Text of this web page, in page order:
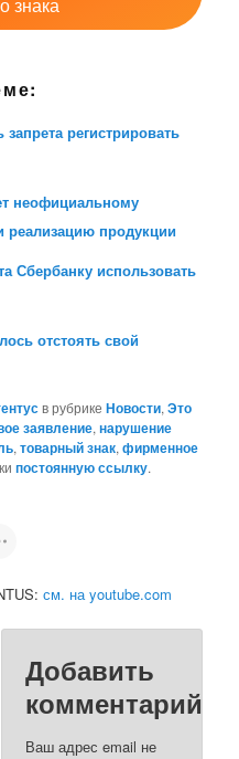
регистрировать
неофициальному
реализацию продукции
Сбербанку использовать
отстоять свой
в рубрикеНовости,Это
заявление,нарушение
,товарный знак,фирменное
постоянную ссылку.
см. на youtube.com
Добавить
комментарий
Ваш адрес email не